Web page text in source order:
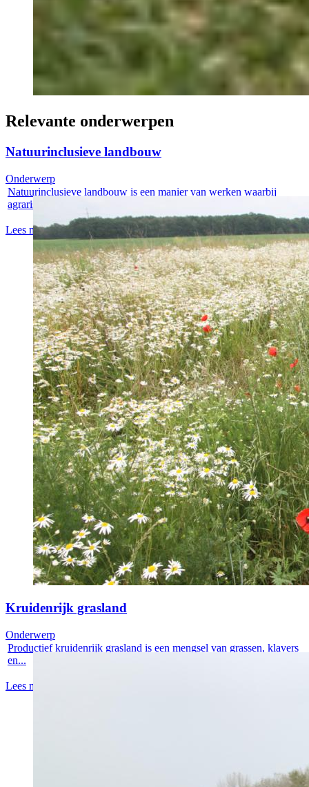
Relevante onderwerpen
Natuurinclusieve landbouw
Natuurinclusieve landbouw is een manier van werken waarbij
agrarische...
Lees meer
Onderwerp
Kruidenrijk grasland
Productief kruidenrijk grasland is een mengsel van grassen, klavers
en...
Lees meer
Onderwerp